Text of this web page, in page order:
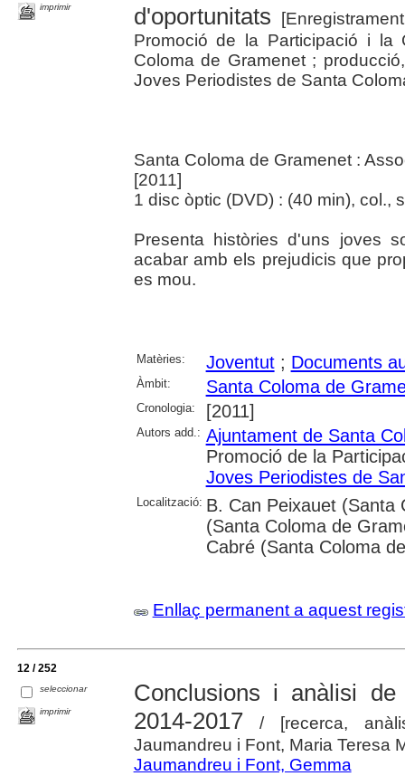
imprimir
d'oportunitats
Promoció de la Participació i la
Coloma de Gramenet ;
Joves Periodistes de Santa
Santa Coloma de Gramenet :
[2011]
1 disc òptic (DVD) : (40 min), col.,
Presenta històries d'uns joves
acabar amb els prejudicis que
es mou.
Matèries: Joventut; Documents
Àmbit: Santa Coloma de
Cronologia: [2011]
Autors add.: Ajuntament de Santa
Promoció de la
Joves Periodistes de
Localització: B. Can Peixauet (Santa
(Santa Coloma de
Cabré (Santa Coloma
Enllaç permanent a aquest
12 / 252
seleccionar
imprimir
Conclusions i anàlisi
2014-2017 / [recerca,
Jaumandreu i Font, Maria Teresa
Jaumandreu i Font, Gemma